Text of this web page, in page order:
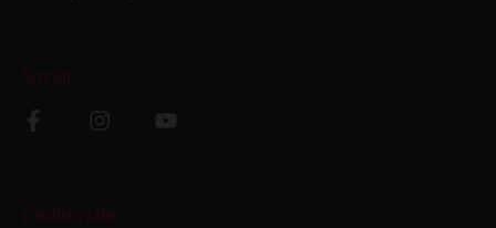
Social
L’editoriale